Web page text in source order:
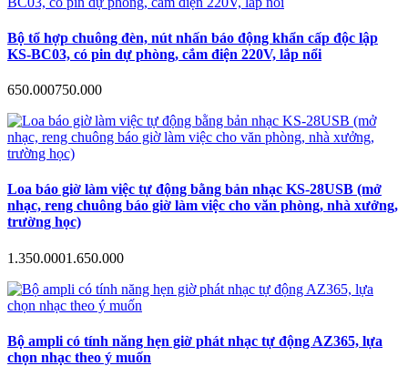
Bộ tổ hợp chuông đèn, nút nhấn báo động khẩn cấp độc lập
KS-BC03, có pin dự phòng, cắm điện 220V, lắp nổi
650.000750.000
Loa báo giờ làm việc tự động bằng bản nhạc KS-28USB (mở
nhạc, reng chuông báo giờ làm việc cho văn phòng, nhà xưởng,
trường học)
1.350.0001.650.000
Bộ ampli có tính năng hẹn giờ phát nhạc tự động AZ365, lựa
chọn nhạc theo ý muốn